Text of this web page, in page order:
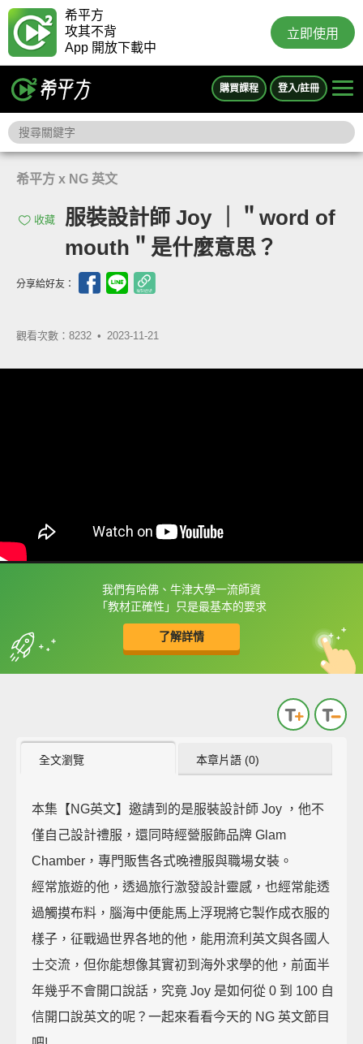
希平方
攻其不背
App 開放下載中
立即使用
購買課程 登入/註冊
希平方 x NG 英文
收藏
服裝設計師 Joy ｜＂word of
mouth＂是什麼意思？
分享給好友：
觀看次數：8232 • 2023-11-21
我們有哈佛、牛津大學一流師資
「教材正確性」只是最基本的要求
了解詳情
框選或點兩下字幕可以直接查字典喔！
全文瀏覽 本章片語 (0)
本集【NG英文】邀請到的是服裝設計師 Joy ，他不
僅自己設計禮服，還同時經營服飾品牌 Glam
Chamber，專門販售各式晚禮服與職場女裝。
經常旅遊的他，透過旅行激發設計靈感，也經常能透
過觸摸布料，腦海中便能馬上浮現將它製作成衣服的
樣子，征戰過世界各地的他，能用流利英文與各國人
士交流，但你能想像其實初到海外求學的他，前面半
年幾乎不會開口說話，究竟 Joy 是如何從 0 到 100 自
信開口說英文的呢？一起來看看今天的 NG 英文節目